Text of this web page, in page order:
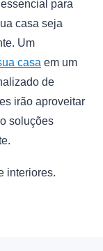
para
casa seja
Um
casa em um
de
irão aproveitar
soluções
interiores.